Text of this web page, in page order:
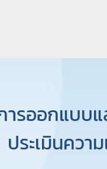
ารออกแบบ
ะเมินความ